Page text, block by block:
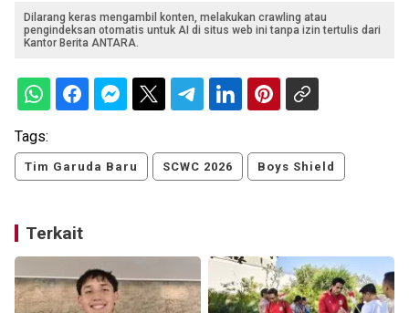
Dilarang keras mengambil konten, melakukan crawling atau
pengindeksan otomatis untuk AI di situs web ini tanpa izin tertulis dari
Kantor Berita ANTARA.
Tags:
Tim Garuda Baru SCWC 2026 Boys Shield
Terkait